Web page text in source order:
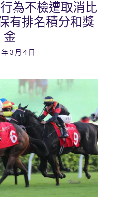
為不檢遭取消比
有排名積分和獎
金
3 月 4 日